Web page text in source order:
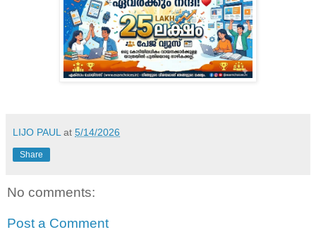
LIJO PAUL at 5/14/2026
Share
No comments:
Post a Comment